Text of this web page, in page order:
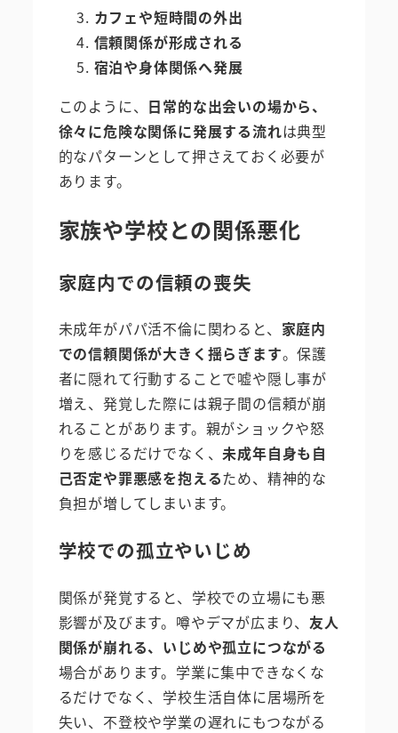
カフェや短時間の外出
信頼関係が形成される
宿泊や身体関係へ発展
このように、 日常的な出会いの場から、
徐々に危険な関係に発展する流れは典型
的なパターンとして押さえておく必要が
あります。
家族や学校との関係悪化
家庭内での信頼の喪失
未成年がパパ活不倫に関わると、 家庭内
での信頼関係が大きく揺らぎます。保護
者に隠れて行動することで嘘や隠し事が
増え、発覚した際には親子間の信頼が崩
れることがあります。親がショックや怒
りを感じるだけでなく、未成年自身も自
己否定や罪悪感を抱えるため、精神的な
負担が増してしまいます。
学校での孤立やいじめ
関係が発覚すると、学校での立場にも悪
影響が及びます。噂やデマが広まり、 友人
関係が崩れる、いじめや孤立につながる
場合があります。学業に集中できなくな
るだけでなく、学校生活自体に居場所を
失い、不登校や学業の遅れにもつながる